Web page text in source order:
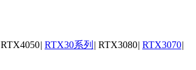
RTX4050| RTX30系列 | RTX3080| RTX3070|